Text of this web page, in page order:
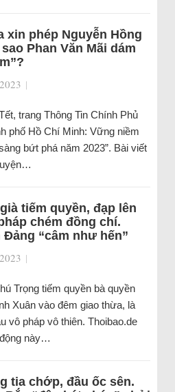
xin phép Nguyễn Hồng
Phan Văn Mãi dám
|
trang Thông Tin Chính Phủ
phố Hồ Chí Minh: Vững niềm
bứt phá năm 2023”. Bài viết
tiếm quyền, đạp lên
chém đồng chí.
Đảng “câm như hến”
|
Trọng tiếm quyền bà quyền
Xuân vào đêm giao thừa, là
vô pháp vô thiên. Thoibao.de
này…
tia chớp, đầu ốc sên.